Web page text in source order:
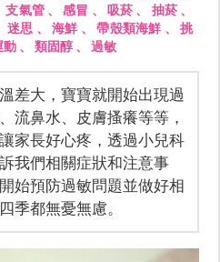
支氣管、感冒 、 吸菸 、 抽菸、
迷思 、海鮮 、帶殼類海鮮 、挑
動、 類固醇、 過敏
差大，寶寶就開始出現過
流鼻水、皮膚搔癢等等，
家長好心疼，透過小兒科
我們相關症狀和注意事
始預防過敏問題並做好相
季都無憂無慮。